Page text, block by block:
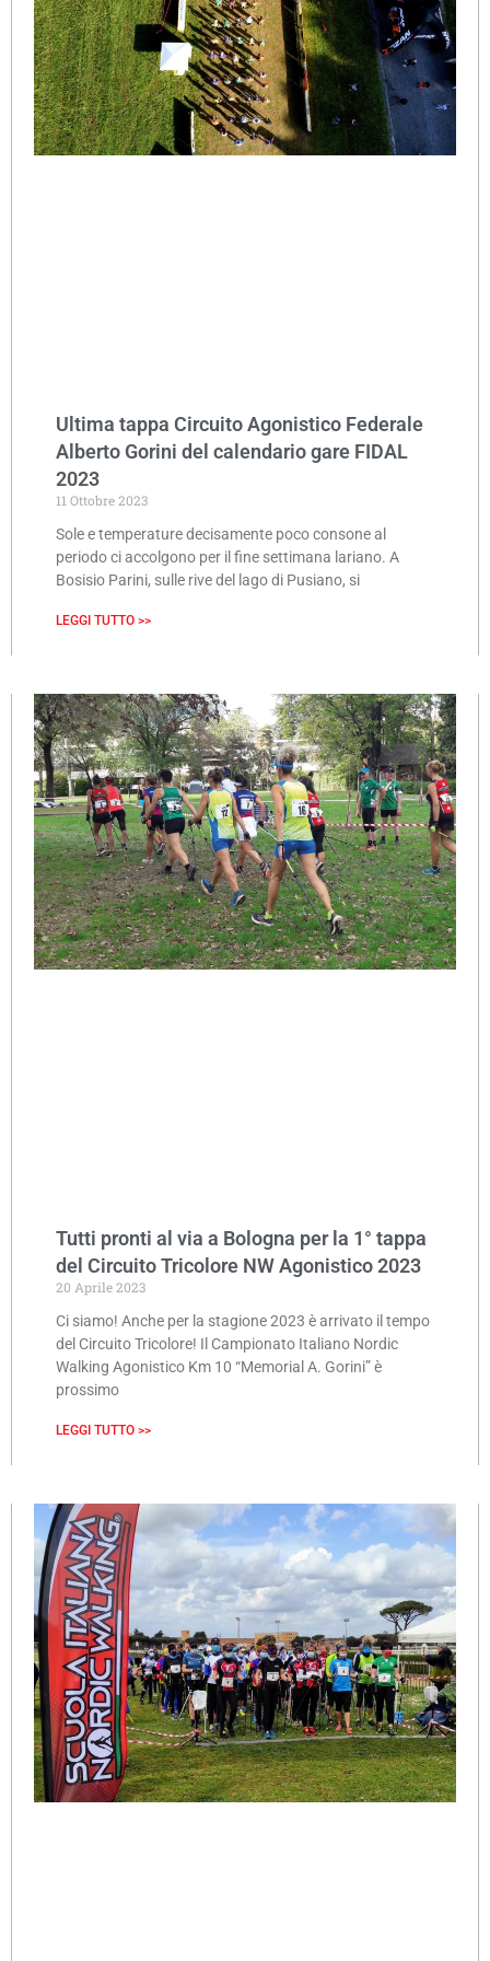
Ultima tappa Circuito Agonistico Federale
Alberto Gorini del calendario gare FIDAL
2023
11 Ottobre 2023
Sole e temperature decisamente poco consone al
periodo ci accolgono per il fine settimana lariano. A
Bosisio Parini, sulle rive del lago di Pusiano, si
LEGGI TUTTO >>
Tutti pronti al via a Bologna per la 1° tappa
del Circuito Tricolore NW Agonistico 2023
20 Aprile 2023
Ci siamo! Anche per la stagione 2023 è arrivato il tempo
del Circuito Tricolore! Il Campionato Italiano Nordic
Walking Agonistico Km 10 “Memorial A. Gorini” è
prossimo
LEGGI TUTTO >>